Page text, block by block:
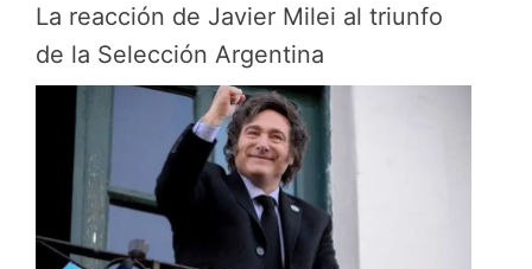
La reacción de Javier Milei al triunfo
de la Selección Argentina